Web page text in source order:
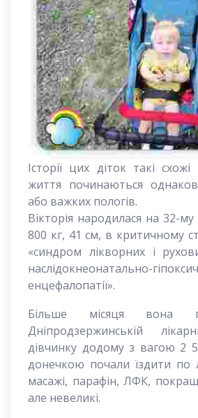
Історії цих діток такі схожі
життя починаються
або важких пологів.
Вікторія народилася на 32-
800 кг, 41 см, в критичному
«синдром лікворних і
наслідокнеонатально-
енцефалопатії».
Більше місяця вона
Дніпродзержинській
дівчинку додому з вагою 2
донечкою почали їздити по
масажі, парафін, ЛФК,
але невеликі.